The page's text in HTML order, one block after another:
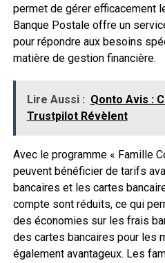
permet de gérer efficacement
Banque Postale offre un
pour répondre aux besoins
matière de gestion financière.
Lire Aussi : Qonto Avis :
Trustpilot Révèlent
Avec le programme « Famille
peuvent bénéficier de tarifs
bancaires et les cartes
compte sont réduits, ce qui
des économies sur les frais
des cartes bancaires pour les
également avantageux. Les